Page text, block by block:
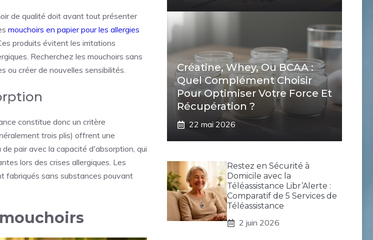
de qualité doit avant tout présenter
mouchoirs en papier pour les allergies
produits évitent les irritations
Recherchez les mouchoirs sans
ou créer de nouvelles sensibilités.
constitue donc un critère
trois plis) offrent une
pair avec la capacité d'absorption, qui
lors des crises allergiques. Les
fabriqués sans substances pouvant
Créatine, Whey, Ou BCAA :
Quel Complément Choisir
Pour Optimiser Votre Force Et
Récupération ?
22 mai 2026
Restez en Sécurité à
Domicile avec la
Téléassistance Libr’Alerte :
Comparatif de 5 Services de
Téléassistance
2 juin 2026